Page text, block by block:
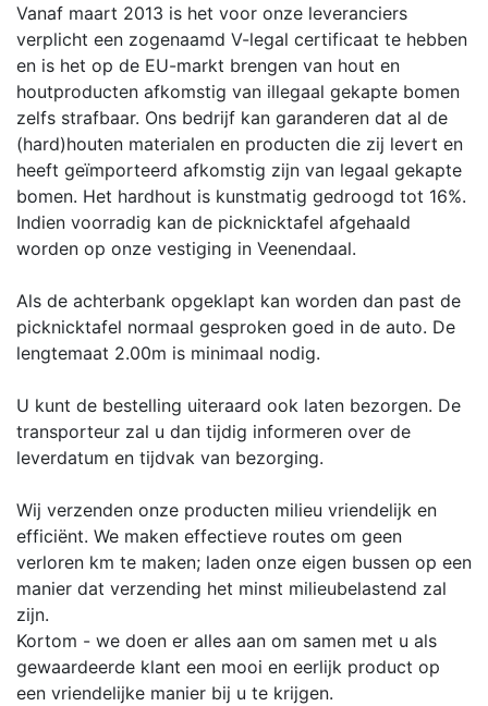
Vanaf maart 2013 is het voor onze leveranciers
verplicht een zogenaamd V-legal certificaat te hebben
en is het op de EU-markt brengen van hout en
houtproducten afkomstig van illegaal gekapte bomen
zelfs strafbaar. Ons bedrijf kan garanderen dat al de
(hard)houten materialen en producten die zij levert en
heeft geïmporteerd afkomstig zijn van legaal gekapte
bomen. Het hardhout is kunstmatig gedroogd tot 16%.
Indien voorradig kan de picknicktafel afgehaald
worden op onze vestiging in Veenendaal.
Als de achterbank opgeklapt kan worden dan past de
picknicktafel normaal gesproken goed in de auto. De
lengtemaat 2.00m is minimaal nodig.
U kunt de bestelling uiteraard ook laten bezorgen. De
transporteur zal u dan tijdig informeren over de
leverdatum en tijdvak van bezorging.
Wij verzenden onze producten milieu vriendelijk en
efficiënt. We maken effectieve routes om geen
verloren km te maken; laden onze eigen bussen op een
manier dat verzending het minst milieubelastend zal
zijn.
Kortom - we doen er alles aan om samen met u als
gewaardeerde klant een mooi en eerlijk product op
een vriendelijke manier bij u te krijgen.